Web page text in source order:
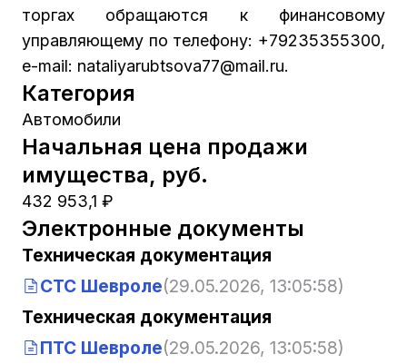
торгах обращаются к финансовому
управляющему по телефону: +79235355300,
e-mail: nataliyarubtsova77@mail.ru.
Категория
Автомобили
Начальная цена продажи
имущества, руб.
432 953,1 ₽
Электронные документы
Техническая документация
СТС Шевроле(29.05.2026, 13:05:58)
Техническая документация
ПТС Шевроле(29.05.2026, 13:05:58)